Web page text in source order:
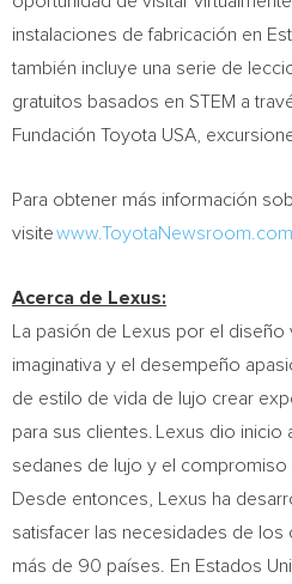
instalaciones de fabricación en
también incluye una serie de
gratuitos basados en STEM a
Fundación Toyota USA ,
Para obtener más información
visitewww.ToyotaNewsroom.com.
Acerca de Lexus:
La pasión de Lexus por el
imaginativa y el desempeño
de estilo de vida de lujo crear
para sus clientes. Lexus dio inicio
sedanes de lujo y el compromiso
Desde entonces, Lexus ha
satisfacer las necesidades de los
más de 90 países. En Estados